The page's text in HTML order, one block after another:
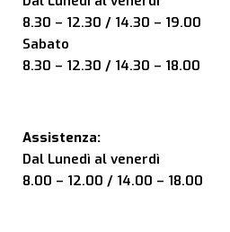
8.30 – 12.30 / 14.30 – 19.00
Sabato
8.30 – 12.30 / 14.30 – 18.00
Assistenza:
Dal Lunedì al venerdì
8.00 – 12.00 / 14.00 – 18.00